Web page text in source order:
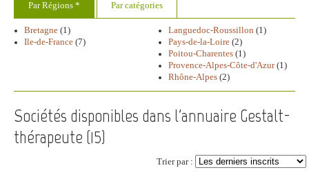
Par Régions * Par catégories
Bretagne (1)
Ile-de-France (7)
Languedoc-Roussillon (1)
Pays-de-la-Loire (2)
Poitou-Charentes (1)
Provence-Alpes-Côte-d'Azur(1)
Rhône-Alpes (2)
Sociétés disponibles dans l'annuaire Gestalt-
thérapeute (15)
Trier par :